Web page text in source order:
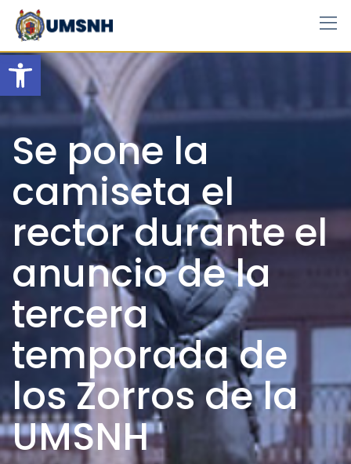
Open toolbar
Skip
content
Se pone la
camiseta el
rector durante el
anuncio de la
tercera
temporada de
los Zorros de la
UMSNH